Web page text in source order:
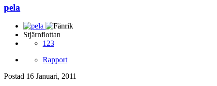
pela
Stjärnflottan
123
Rapport
Postad 16 Januari, 2011